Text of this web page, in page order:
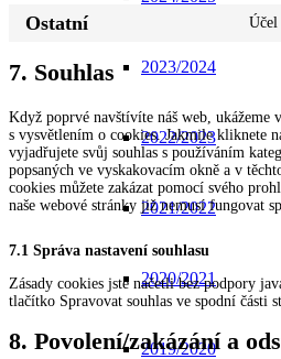
2023/2024
2022/2023
2021/2022
2020/2021
2019/2020
Ostatní Účel
7. Souhlas
Když poprvé navštívíte náš web, ukážeme
s vysvětlením o cookies. Jakmile kliknete
vyjadřujete svůj souhlas s používáním
popsaných ve vyskakovacím okně a v
cookies můžete zakázat pomocí svého
naše webové stránky již nemusí fungovat
7.1 Správa nastavení souhlasu
Zásady cookies jste načetli bez podpory
tlačítko Spravovat souhlas ve spodní části
8. Povolení/zakázání a